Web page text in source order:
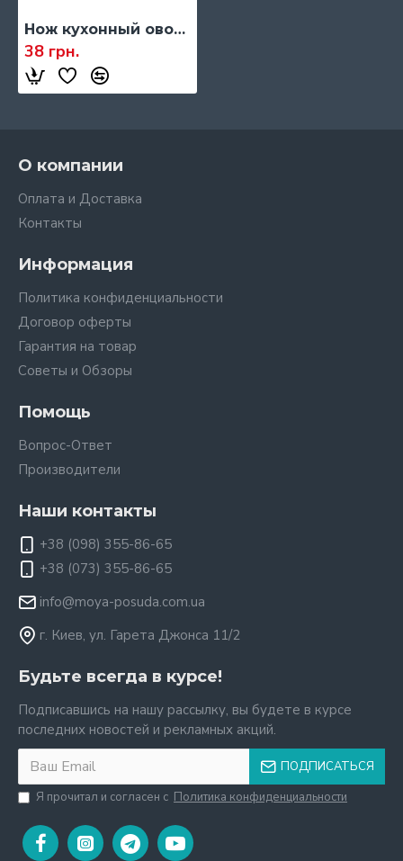
Нож кухонный овощной Kamille, 170 мм.
38 грн.
О компании
Оплата и Доставка
Контакты
Информация
Политика конфиденциальности
Договор оферты
Гарантия на товар
Советы и Обзоры
Помощь
Вопрос-Ответ
Производители
Наши контакты
+38 (098) 355-86-65
+38 (073) 355-86-65
info@moya-posuda.com.ua
г. Киев, ул. Гарета Джонса 11/2
Будьте всегда в курсе!
Подписавшись на нашу рассылку, вы будете в курсе
последних новостей и рекламных акций.
ПОДПИСАТЬСЯ
Я прочитал и согласен с Политика конфиденциальности